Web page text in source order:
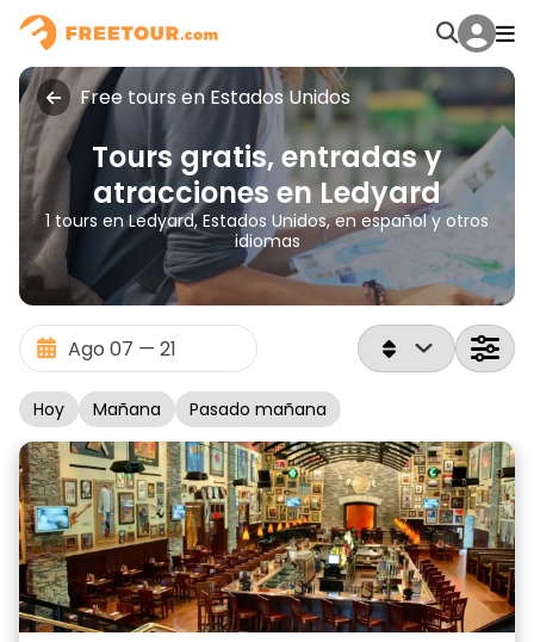
Free tours en Estados Unidos
Tours gratis, entradas y
atracciones en Ledyard
1 tours en Ledyard, Estados Unidos, en español y otros
idiomas
Hoy Mañana Pasado mañana